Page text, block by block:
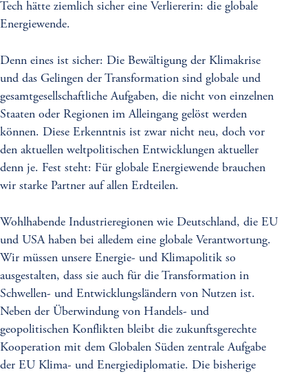
Tech hätte ziemlich sicher eine Verliererin: die globale
Energiewende.
Denn eines ist sicher: Die Bewältigung der Klimakrise
und das Gelingen der Transformation sind globale und
gesamtgesellschaftliche Aufgaben, die nicht von einzelnen
Staaten oder Regionen im Alleingang gelöst werden
können. Diese Erkenntnis ist zwar nicht neu, doch vor
den aktuellen weltpolitischen Entwicklungen aktueller
denn je. Fest steht: Für globale Energiewende brauchen
wir starke Partner auf allen Erdteilen.
Wohlhabende Industrieregionen wie Deutschland, die EU
und USA haben bei alledem eine globale Verantwortung.
Wir müssen unsere Energie- und Klimapolitik so
ausgestalten, dass sie auch für die Transformation in
Schwellen- und Entwicklungsländern von Nutzen ist.
Neben der Überwindung von Handels- und
geopolitischen Konflikten bleibt die zukunftsgerechte
Kooperation mit dem Globalen Süden zentrale Aufgabe
der EU Klima- und Energiediplomatie. Die bisherige